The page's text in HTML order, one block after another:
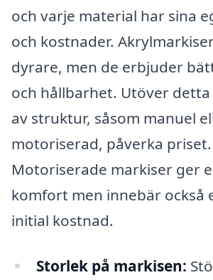
och varje material har sina
och kostnader.
dyrare, men de erbjuder
och hållbarhet. Utöver
av struktur, såsom manuel
motoriserad, påverka priset.
Motoriserade markiser ger
komfort men innebär också
initial kostnad.
Storlek på markisen: